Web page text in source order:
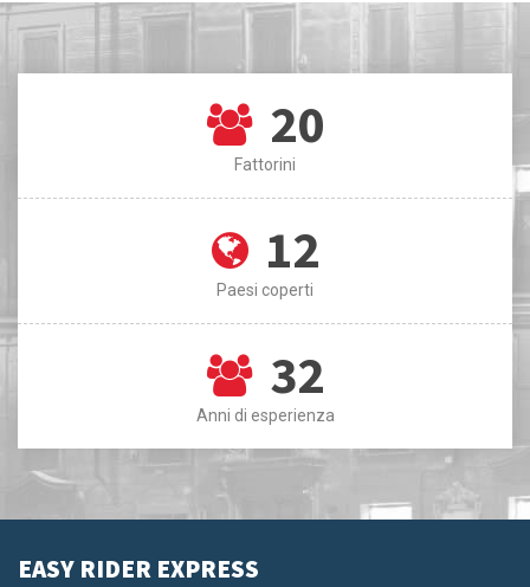
20
Fattorini
12
Paesi coperti
32
Anni di esperienza
EASY RIDER EXPRESS